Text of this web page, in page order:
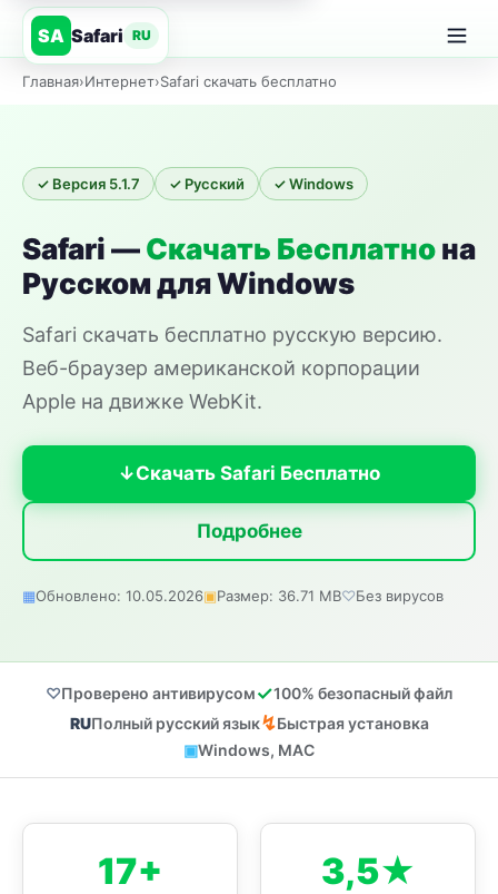
SA Safari RU
Главная›Интернет›Safari скачать бесплатно
✓ Версия 5.1.7 ✓ Русский ✓ Windows
Safari —Скачать Бесплатнона
Русском для Windows
Safari скачать бесплатно русскую версию.
Веб-браузер американской корпорации
Apple на движке WebKit.
Скачать Safari Бесплатно
Подробнее
Обновлено: 10.05.2026 Размер: 36.71 MB Без вирусов
Проверено антивирусом
100% безопасный файл
Полный русский язык
Быстрая установка
Windows, MAC
17+ 3,5★